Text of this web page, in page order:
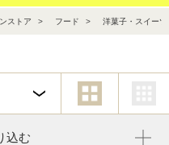
ストア フード 洋菓子・スイーツ
込む